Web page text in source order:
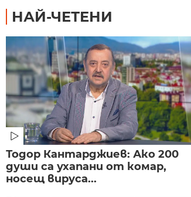
НАЙ-ЧЕТЕНИ
Тодор Кантарджиев: Ако 200
души са ухапани от комар,
носещ вируса...